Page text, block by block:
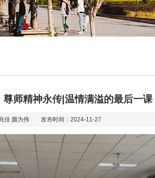
尊师精神永传|温情满溢的最后一课
兆佳 颜为伟 发布时间：2024-11-27